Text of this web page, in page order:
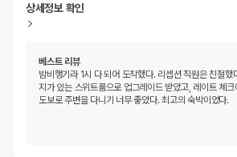
상세정보 확인
베스트 리뷰
밤비행기라 1시 다 되어 도착했다. 리셉션 직원은 친절했
지가 있는 스위트룸으로 업그레이드 받았고, 레이트 체
도보로 주변을 다니기 너무 좋았다. 최고의 숙박이었다.